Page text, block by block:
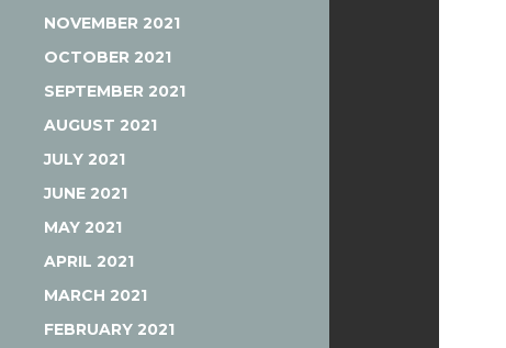
NOVEMBER 2021
OCTOBER 2021
SEPTEMBER 2021
AUGUST 2021
JULY 2021
JUNE 2021
MAY 2021
APRIL 2021
MARCH 2021
FEBRUARY 2021